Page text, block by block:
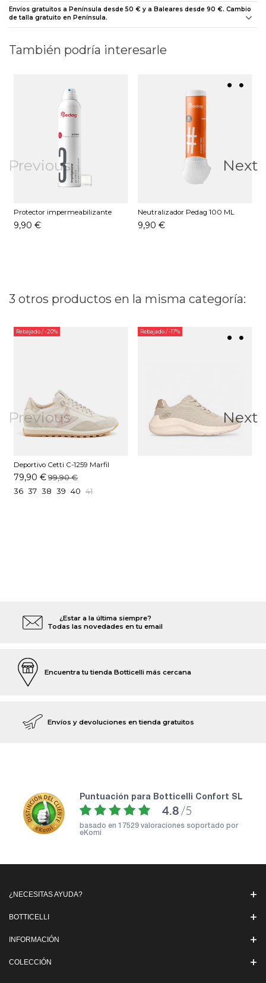
Envíos gratuitos a Península desde 50 € y a Baleares desde 90 €. Cambio
de talla gratuito en Península.
También podría interesarle
Previous
Protector impermeabilizante
Pedag 250 ML
9,90 €
Neutralizador Pedag 100 ML
9,90 €
Next
3 otros productos en la misma categoría:
Previous
Rebajado/ -20%
Deportivo Cetti C-1259 Marfil
79,90 € 99,90 €
36 37 38 39 40 41
Rebajado/ -17%
Next
¿Estar a la última siempre?
Todas las novedades en tu email
Encuentra tu tienda Botticelli más cercana
Envíos y devoluciones en tienda gratuitos
puntuación para Botticelli Confort SL
4.8 /5
basado en 17529 valoraciones soportado por
eKomi
¿NECESITAS AYUDA?
BOTTICELLI
INFORMACIÓN
COLECCIÓN